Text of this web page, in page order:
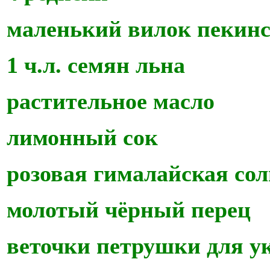
маленький вилок
1 ч.л. семян льна
растительное масло
лимонный сок
розовая гималайская
молотый чёрный перец
веточки петрушки для